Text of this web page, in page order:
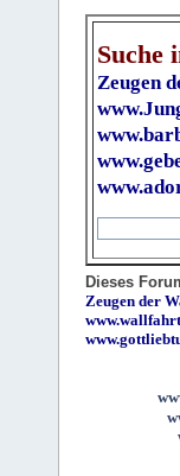
Suche
Zeugen
Dieses
Zeugen der